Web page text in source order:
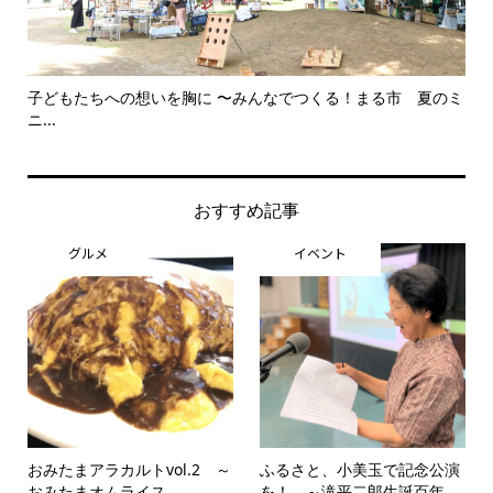
子どもたちへの想いを胸に 〜みんなでつくる！まる市 夏のミ
ニ...
おすすめ記事
グルメ
おみたまアラカルトvol.2 ～
イベント
ふるさと、小美玉で記念公演